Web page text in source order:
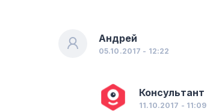
Андрей
05.10.2017 - 12:22
Консультант
11.10.2017 - 11:09